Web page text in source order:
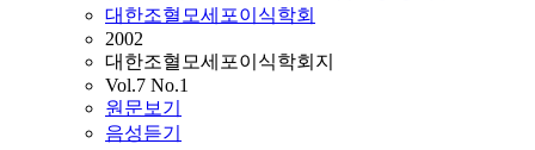
대한조혈모세포이식학회
2002
대한조혈모세포이식학회지
Vol.7 No.1
원문보기
음성듣기